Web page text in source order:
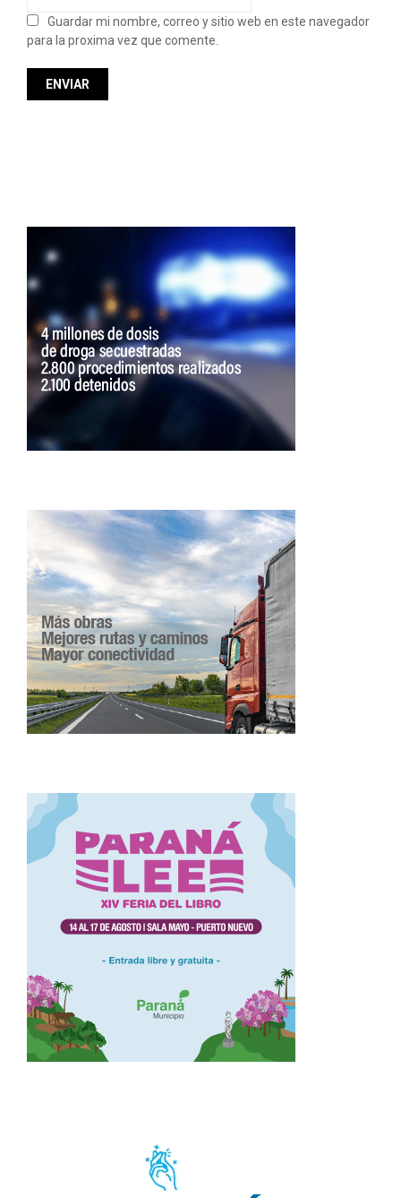
Guardar mi nombre, correo y sitio web en este navegador
para la proxima vez que comente.